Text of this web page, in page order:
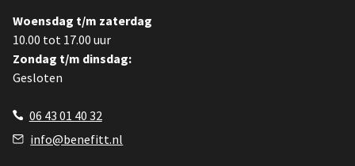
Woensdag t/m zaterdag
10.00 tot 17.00 uur
Zondag t/m dinsdag:
Gesloten
06 43 01 40 32
info@benefitt.nl